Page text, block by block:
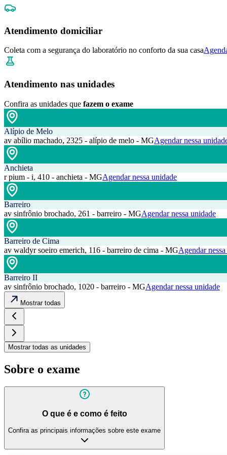
Atendimento domiciliar
Coleta com a segurança do laboratório no conforto da sua casa
Atendimento nas unidades
Confira as unidades que fazem o exame
Alípio de Melo
av abílio machado, 2325 - alípio de melo - MGAgendar nessa
Anchieta
r pium - i, 410 - anchieta - MGAgendar nessa unidade
Barreiro
av sinfrônio brochado, 261 - barreiro - MGAgendar nessa unidade
Barreiro de Cima
av waldyr soeiro emerich, 116 - barreiro de cima - MGAgendar
Barreiro II
av sinfrônio brochado, 1020 - barreiro - MGAgendar nessa unidade
Mostrar todas
Mostrar todas as unidades
Sobre o exame
O que é e como é feito
Confira as principais informações sobre este exame